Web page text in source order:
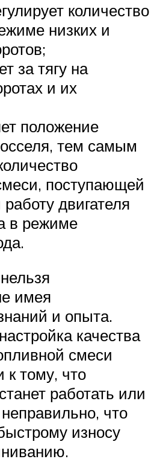
количество
низких и
за тягу на
и их
положение
тем самым
поступающей
двигателя
в режиме
имея
и опыта.
качества
смеси
к тому, что
работать или
что
износу